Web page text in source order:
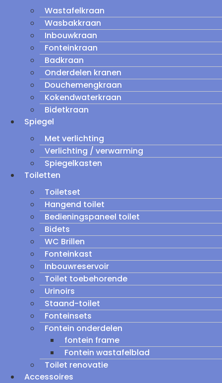
Wastafelkraan
Wasbakkraan
Inbouwkraan
Fonteinkraan
Badkraan
Onderdelen kranen
Douchemengkraan
Kokendwaterkraan
Bidetkraan
Spiegel
Met verlichting
Verlichting / verwarming
Spiegelkasten
Toiletten
Toiletset
Hangend toilet
Bedieningspaneel toilet
Bidets
WC Brillen
Fonteinkast
Inbouwreservoir
Toilet toebehorende
Urinoirs
Staand-toilet
Fonteinsets
Fontein onderdelen
fontein frame
Fontein wastafelblad
Toilet renovatie
Accessoires